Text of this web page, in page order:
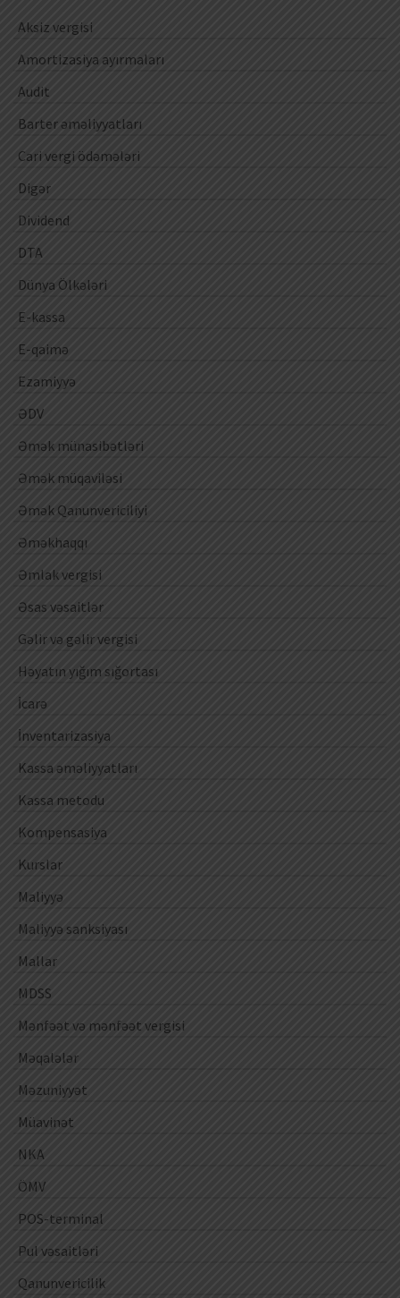
Aksiz vergisi
Amortizasiya ayırmaları
Audit
Barter əməliyyatları
Cari vergi ödəmələri
Digər
Dividend
DTA
Dünya Ölkələri
E-kassa
E-qaimə
Ezamiyyə
ƏDV
Əmək münasibətləri
Əmək müqaviləsi
Əmək Qanunvericiliyi
Əməkhaqqı
Əmlak vergisi
Əsas vəsaitlər
Gəlir və gəlir vergisi
Həyatın yığım sığortası
İcarə
İnventarizasiya
Kassa əməliyyatları
Kassa metodu
Kompensasiya
Kurslar
Maliyyə
Maliyyə sanksiyası
Mallar
MDSS
Mənfəət və mənfəət vergisi
Məqalələr
Məzuniyyət
Müavinət
NKA
ÖMV
POS-terminal
Pul vəsaitləri
Qanunvericilik